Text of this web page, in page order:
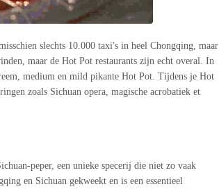
slechts 10.000 taxi's in heel Chongqing, maar
maar de Hot Pot restaurants zijn echt overal. In
medium en mild pikante Hot Pot. Tijdens je Hot
zoals Sichuan opera, magische acrobatiek et
peper, een unieke specerij die niet zo vaak
en Sichuan gekweekt en is een essentieel